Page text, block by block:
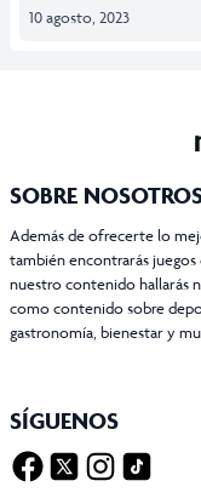
10 agosto, 2023
SOBRE
Además de ofrecerte lo
también encontrarás juegos
nuestro contenido hallarás
como contenido sobre
gastronomía, bienestar y
SÍGUENOS